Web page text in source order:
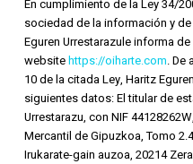
En cumplimiento de la Ley 34/
sociedad de la información y
Eguren Urrestarazule informa
websitehttps://oiharte.com. De
10 de la citada Ley, Haritz
siguientes datos: El titular de
Urrestarazu, con NIF
Mercantil de Gipuzkoa, Tomo
Irukarate-gain auzoa, 20214